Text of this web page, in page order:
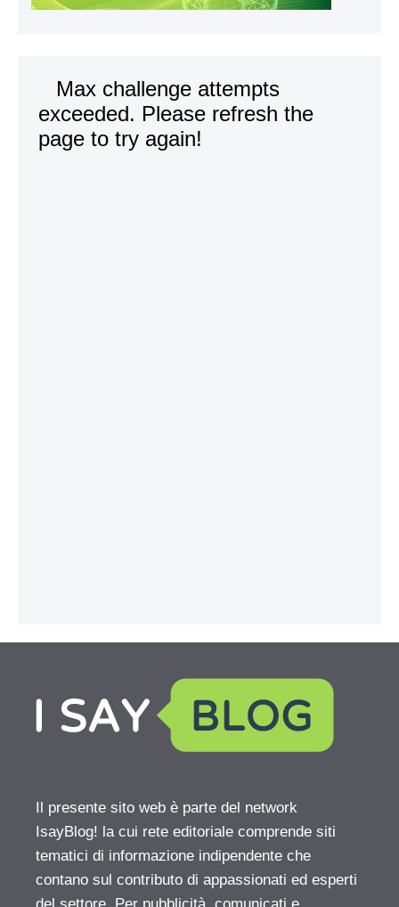
Il presente sito web è parte del network
IsayBlog! la cui rete editoriale comprende siti
tematici di informazione indipendente che
contano sul contributo di appassionati ed esperti